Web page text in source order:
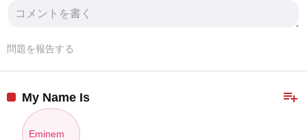
問題を報告する
playlist_add
My Name Is
Eminem